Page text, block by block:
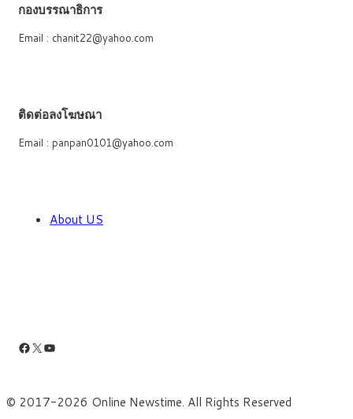
กองบรรณาธิการ
Email : chanit22@yahoo.com
ติดต่อลงโฆษณา
Email : panpan0101@yahoo.com
About US
Facebook
X YouTube
© 2017-2026 Online Newstime. All Rights Reserved